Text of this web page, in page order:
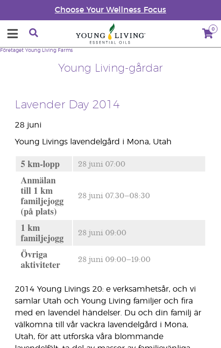
Choose Your Wellness Focus
0
Young Living-gårdar
Företaget Young Living Farms
Lavender Day 2014
28 juni
Young Livings lavendelgård i Mona, Utah
5 km-lopp 28 juni 07:00
Anmälan
till 1 km
familjejogg
(på plats)
28 juni 07.30–08:30
1 km
familjejogg
28 juni 09:00
Övriga
aktiviteter
28 juni 09:00–19:00
2014 Young Livings 20: e verksamhetsår, och vi
samlar Utah och Young Living familjer och fira
med en lavendel händelser. Du och din familj är
välkomna till vår vackra lavendelgård i Mona,
Utah, för att utforska våra blommande